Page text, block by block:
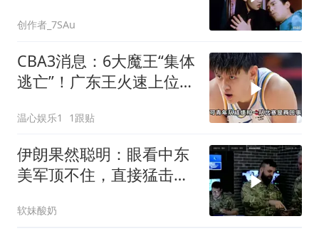
创作者_7SAu
CBA3消息：6大魔王“集体
逃亡”！广东王火速上位，
温心娱乐1 1跟贴
伊朗果然聪明：眼看中东
美军顶不住，直接猛击要
软妹酸奶